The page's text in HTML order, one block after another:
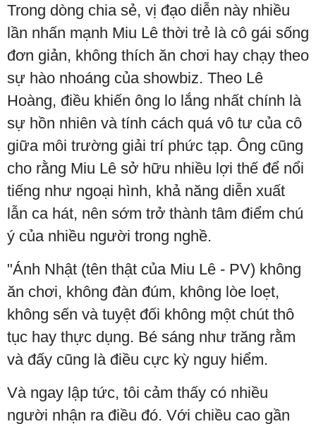
Trong dòng chia sẻ, vị đạo diễn này nhiều
lần nhấn mạnh Miu Lê thời trẻ là cô gái sống
đơn giản, không thích ăn chơi hay chạy theo
sự hào nhoáng của showbiz. Theo Lê
Hoàng, điều khiến ông lo lắng nhất chính là
sự hồn nhiên và tính cách quá vô tư của cô
giữa môi trường giải trí phức tạp. Ông cũng
cho rằng Miu Lê sở hữu nhiều lợi thế để nổi
tiếng như ngoại hình, khả năng diễn xuất
lẫn ca hát, nên sớm trở thành tâm điểm chú
ý của nhiều người trong nghề.
"Ánh Nhật (tên thật của Miu Lê - PV) không
ăn chơi, không đàn đúm, không lòe loẹt,
không sến và tuyệt đối không một chút thô
tục hay thực dụng. Bé sáng như trăng rằm
và đấy cũng là điều cực kỳ nguy hiểm.
Và ngay lập tức, tôi cảm thấy có nhiều
người nhận ra điều đó. Với chiều cao gần